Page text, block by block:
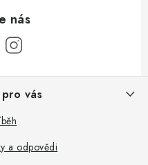
vás
a odpovědi